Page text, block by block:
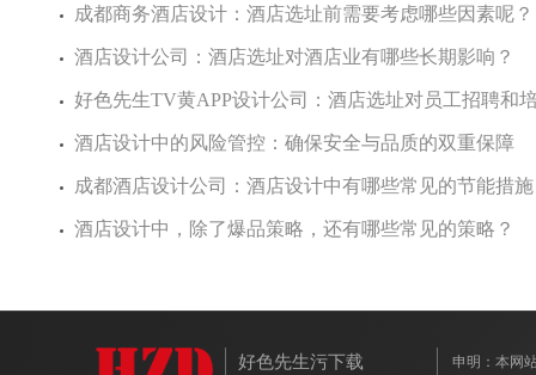
成都商务酒店设计：酒店选址前需要考虑哪些因素呢？
酒店设计公司：酒店选址对酒店业有哪些长期影响？
好色先生TV黄APP设计公司：酒店选址对员工招聘和培
酒店设计中的风险管控：确保安全与品质的双重保障
成都酒店设计公司：酒店设计中有哪些常见的节能措施
酒店设计中，除了爆品策略，还有哪些常见的策略？
好色先生污下载
申明：本